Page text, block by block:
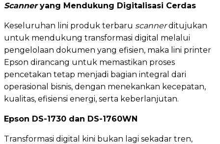
Scanneryang Mendukung Digitalisasi Cerdas
Keseluruhan lini produk terbaru scannerditujukan
untuk mendukung transformasi digital melalui
pengelolaan dokumen yang efisien, maka lini printer
Epson dirancang untuk memastikan proses
pencetakan tetap menjadi bagian integral dari
operasional bisnis, dengan menekankan kecepatan,
kualitas, efisiensi energi, serta keberlanjutan.
Epson DS-1730 dan DS-1760WN
Transformasi digital kini bukan lagi sekadar tren,